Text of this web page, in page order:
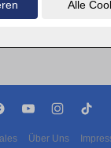
Alle
passenden Objekte
Über Uns